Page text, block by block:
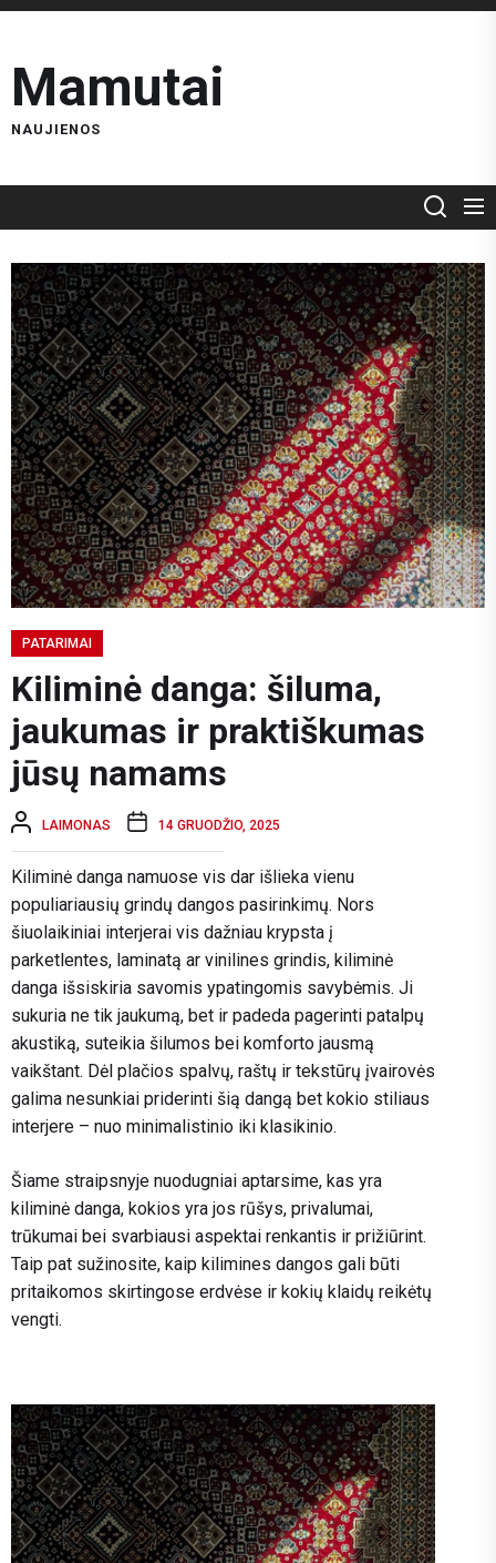
Skip
the
content
Mamutai
NAUJIENOS
PATARIMAI
Kiliminė danga: šiluma,
jaukumas ir praktiškumas
jūsų namams
LAIMONAS 14 GRUODŽIO, 2025
Kiliminė danga namuose vis dar išlieka vienu
populiariausių grindų dangos pasirinkimų. Nors
šiuolaikiniai interjerai vis dažniau krypsta į
parketlentes, laminatą ar vinilines grindis, kiliminė
danga išsiskiria savomis ypatingomis savybėmis. Ji
sukuria ne tik jaukumą, bet ir padeda pagerinti patalpų
akustiką, suteikia šilumos bei komforto jausmą
vaikštant. Dėl plačios spalvų, raštų ir tekstūrų įvairovės
galima nesunkiai priderinti šią dangą bet kokio stiliaus
interjere – nuo minimalistinio iki klasikinio.
Šiame straipsnyje nuodugniai aptarsime, kas yra
kiliminė danga, kokios yra jos rūšys, privalumai,
trūkumai bei svarbiausi aspektai renkantis ir prižiūrint.
Taip pat sužinosite, kaip kilimines dangos gali būti
pritaikomos skirtingose erdvėse ir kokių klaidų reikėtų
vengti.